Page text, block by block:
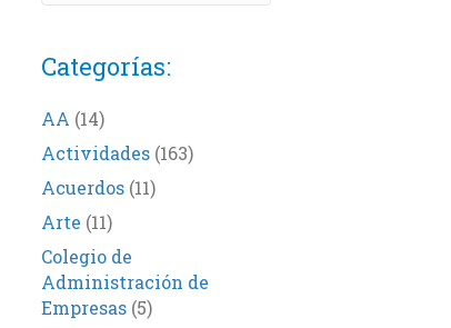
Categorías:
AA (14)
Actividades(163)
Acuerdos(11)
Arte (11)
Colegio de
Administración de
Empresas(5)